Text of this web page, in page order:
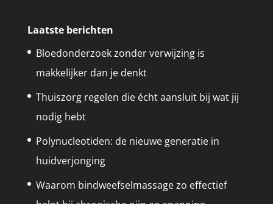
Laatste berichten
Bloedonderzoek zonder verwijzing is
makkelijker dan je denkt
Thuiszorg regelen die écht aansluit bij wat jij
nodig hebt
Polynucleotiden: de nieuwe generatie in
huidverjonging
Waarom bindweefselmassage zo effectief